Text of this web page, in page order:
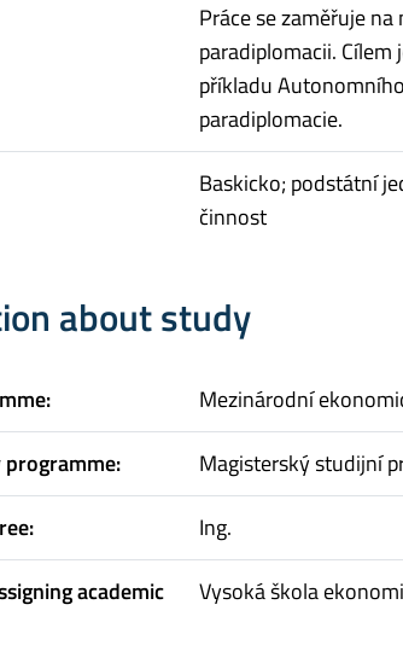
Práce se zaměřuje
paradiplomacii.
příkladu
paradiplomacie.
Baskicko; podstátní
činnost
about study
Mezinárodní
Magisterský studijní
Ing.
academic
Vysoká škola